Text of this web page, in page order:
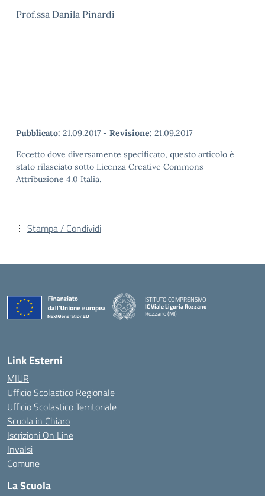
Prof.ssa Danila Pinardi
Pubblicato: 21.09.2017 - Revisione: 21.09.2017
Eccetto dove diversamente specificato, questo articolo è
stato rilasciato sotto Licenza Creative Commons
Attribuzione 4.0 Italia.
Stampa / Condividi
ISTITUTO COMPRENSIVO
IC Viale Liguria Rozzano
Rozzano (MI)
Link Esterni
MIUR
Ufficio Scolastico Regionale
Ufficio Scolastico Territoriale
Scuola in Chiaro
Iscrizioni On Line
Invalsi
Comune
La Scuola